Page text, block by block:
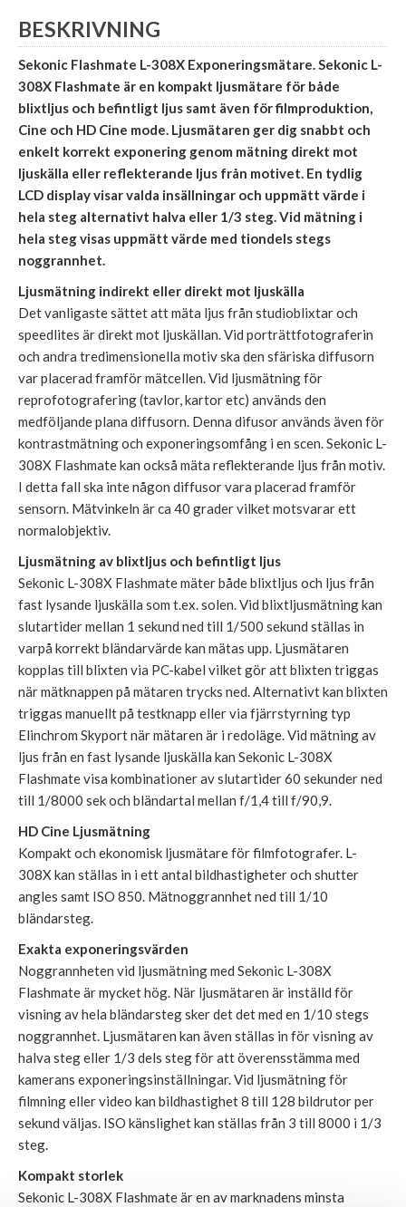
BESKRIVNING
Sekonic Flashmate L-308X Exponeringsmätare. Sekonic L-
308X Flashmate är en kompakt ljusmätare för både
blixtljus och befintligt ljus samt även för filmproduktion,
Cine och HD Cine mode. Ljusmätaren ger dig snabbt och
enkelt korrekt exponering genom mätning direkt mot
ljuskälla eller reflekterande ljus från motivet. En tydlig
LCD display visar valda insällningar och uppmätt värde i
hela steg alternativt halva eller 1/3 steg. Vid mätning i
hela steg visas uppmätt värde med tiondels stegs
noggrannhet.
Ljusmätning indirekt eller direkt mot ljuskälla
Det vanligaste sättet att mäta ljus från studioblixtar och
speedlites är direkt mot ljuskällan. Vid porträttfotograferin
och andra tredimensionella motiv ska den sfäriska diffusorn
var placerad framför mätcellen. Vid ljusmätning för
reprofotografering (tavlor, kartor etc) används den
medföljande plana diffusorn. Denna difusor används även för
kontrastmätning och exponeringsomfång i en scen. Sekonic L-
308X Flashmate kan också mäta reflekterande ljus från motiv.
I detta fall ska inte någon diffusor vara placerad framför
sensorn. Mätvinkeln är ca 40 grader vilket motsvarar ett
normalobjektiv.
Ljusmätning av blixtljus och befintligt ljus
Sekonic L-308X Flashmate mäter både blixtljus och ljus från
fast lysande ljuskälla som t.ex. solen. Vid blixtljusmätning kan
slutartider mellan 1 sekund ned till 1/500 sekund ställas in
varpå korrekt bländarvärde kan mätas upp. Ljusmätaren
kopplas till blixten via PC-kabel vilket gör att blixten triggas
när mätknappen på mätaren trycks ned. Alternativt kan blixten
triggas manuellt på testknapp eller via fjärrstyrning typ
Elinchrom Skyport när mätaren är i redoläge. Vid mätning av
ljus från en fast lysande ljuskälla kan Sekonic L-308X
Flashmate visa kombinationer av slutartider 60 sekunder ned
till 1/8000 sek och bländartal mellan f/1,4 till f/90,9.
HD Cine Ljusmätning
Kompakt och ekonomisk ljusmätare för filmfotografer. L-
308X kan ställas in i ett antal bildhastigheter och shutter
angles samt ISO 850. Mätnoggrannhet ned till 1/10
bländarsteg.
Exakta exponeringsvärden
Noggrannheten vid ljusmätning med Sekonic L-308X
Flashmate är mycket hög. När ljusmätaren är inställd för
visning av hela bländarsteg sker det det med en 1/10 stegs
noggrannhet. Ljusmätaren kan även ställas in för visning av
halva steg eller 1/3 dels steg för att överensstämma med
kamerans exponeringsinställningar. Vid ljusmätning för
filmning eller video kan bildhastighet 8 till 128 bildrutor per
sekund väljas. ISO känslighet kan ställas från 3 till 8000 i 1/3
steg.
Kompakt storlek
Sekonic L-308X Flashmate är en av marknadens minsta